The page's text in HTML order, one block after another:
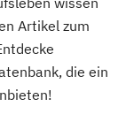
Artikel zum
die ein